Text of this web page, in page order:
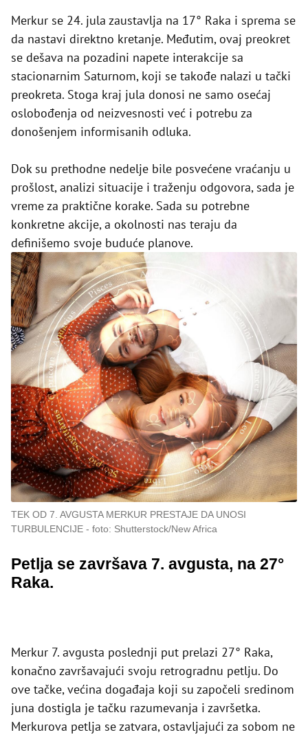
Merkur se 24. jula zaustavlja na 17° Raka i sprema se
da nastavi direktno kretanje. Međutim, ovaj preokret
se dešava na pozadini napete interakcije sa
stacionarnim Saturnom, koji se takođe nalazi u tački
preokreta. Stoga kraj jula donosi ne samo osećaj
oslobođenja od neizvesnosti već i potrebu za
donošenjem informisanih odluka.
Dok su prethodne nedelje bile posvećene vraćanju u
prošlost, analizi situacije i traženju odgovora, sada je
vreme za praktične korake. Sada su potrebne
konkretne akcije, a okolnosti nas teraju da
definišemo svoje buduće planove.
TEK OD 7. AVGUSTA MERKUR PRESTAJE DA UNOSI
TURBULENCIJE
foto: Shutterstock/New Africa
Petlja se završava 7. avgusta, na 27°
Raka.
Merkur 7. avgusta poslednji put prelazi 27° Raka,
konačno završavajući svoju retrogradnu petlju. Do
ove tačke, većina događaja koji su započeli sredinom
juna dostigla je tačku razumevanja i završetka.
Merkurova petlja se zatvara, ostavljajući za sobom ne